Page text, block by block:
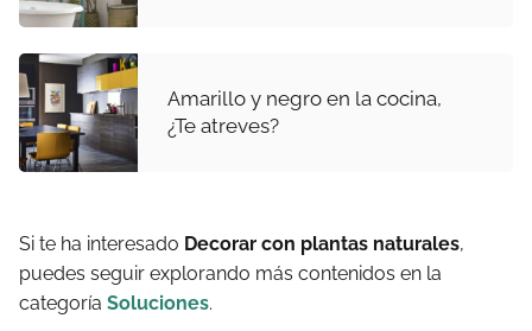
Amarillo y negro en la cocina,
¿Te atreves?
Si te ha interesado Decorar con plantas naturales,
puedes seguir explorando más contenidos en la
categoría Soluciones.